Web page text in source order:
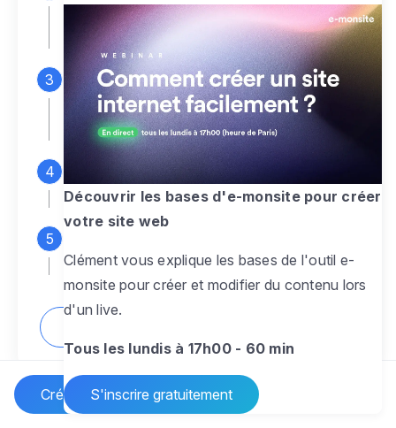
Créer un site Internet
monsite gratuit pour accéder à votre
espace d'administration
Personnalisez entièrement le
designpour créer un site web sur-mesure,
à votre image
Ajoutez des pagessans limite pour
présenter votre activité, votre passion
pour rendre votre site dynamique
Découvrir les bases d'e-monsite pour créer
votre site web
Clément vous explique les bases de l'outil e-
monsite pour créer et modifier du contenu lors
d'un live.
Tous les lundis à 17h00 - 60 min
S'inscrire gratuitement